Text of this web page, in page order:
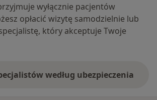
wyłącznie pacjentów
opłacić wizytę samodzielnie lub
który akceptuje Twoje
według ubezpieczenia